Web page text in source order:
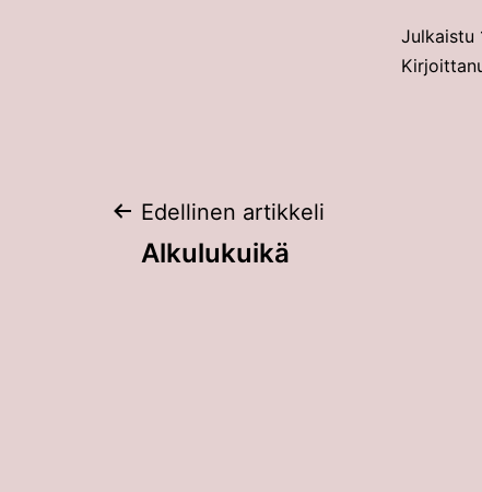
Julkaistu
Artikkelien
Edellinen artikkeli
Alkulukuikä